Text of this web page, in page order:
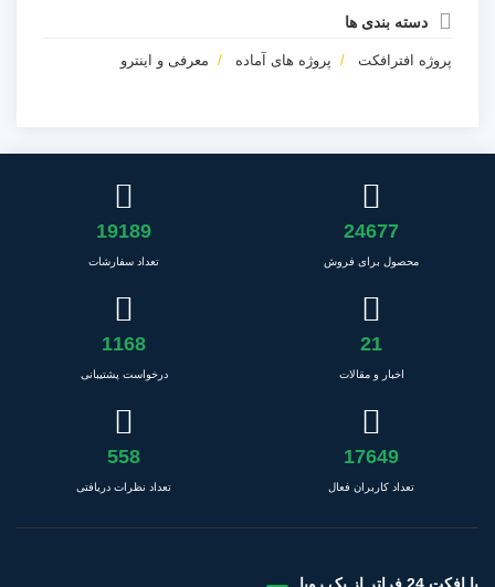
دسته بندی ها
پروژه افترافکت پروژه های آماده معرفی و اینترو
24677
محصول برای فروش
19189
تعداد سفارشات
21
اخبار و مقالات
1168
درخواست پشتیبانی
17649
تعداد کاربران فعال
558
تعداد نظرات دریافتی